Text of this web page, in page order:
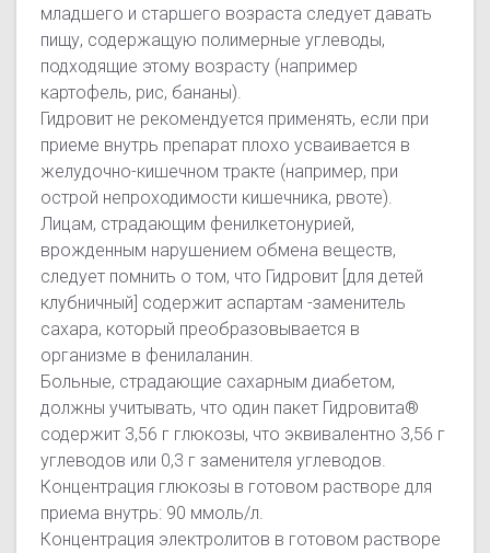
младшего и старшего возраста следует давать
пищу, содержащую полимерные углеводы,
подходящие этому возрасту (например
картофель, рис, бананы).
Гидровит не рекомендуется применять, если при
приеме внутрь препарат плохо усваивается в
желудочно-кишечном тракте (например, при
острой непроходимости кишечника, рвоте).
Лицам, страдающим фенилкетонурией,
врожденным нарушением обмена веществ,
следует помнить о том, что Гидровит [для детей
клубничный] содержит аспартам -заменитель
сахара, который преобразовывается в
организме в фенилаланин.
Больные, страдающие сахарным диабетом,
должны учитывать, что один пакет Гидровита®
содержит 3,56 г глюкозы, что эквивалентно 3,56 г
углеводов или 0,3 г заменителя углеводов.
Концентрация глюкозы в готовом растворе для
приема внутрь: 90 ммоль/л.
Концентрация электролитов в готовом растворе